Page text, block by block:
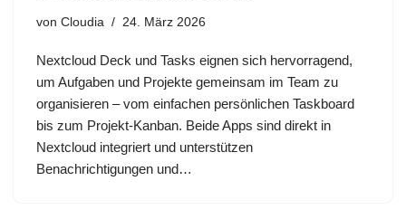
von Cloudia 24. März 2026
Nextcloud Deck und Tasks eignen sich hervorragend,
um Aufgaben und Projekte gemeinsam im Team zu
organisieren – vom einfachen persönlichen Taskboard
bis zum Projekt‑Kanban. Beide Apps sind direkt in
Nextcloud integriert und unterstützen
Benachrichtigungen und…